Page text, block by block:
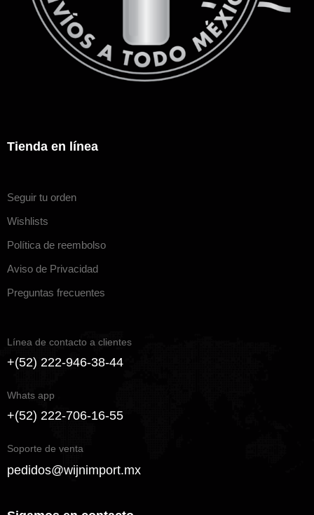
Tienda en línea
Seguir tu orden
Wishlists
Política de reembolso
Aviso de Privacidad
Preguntas frecuentes
Línea de contacto a clientes
+(52) 222-946-38-44
Whats app
+(52) 222-706-16-55
Soporte de venta
pedidos@wijnimport.mx